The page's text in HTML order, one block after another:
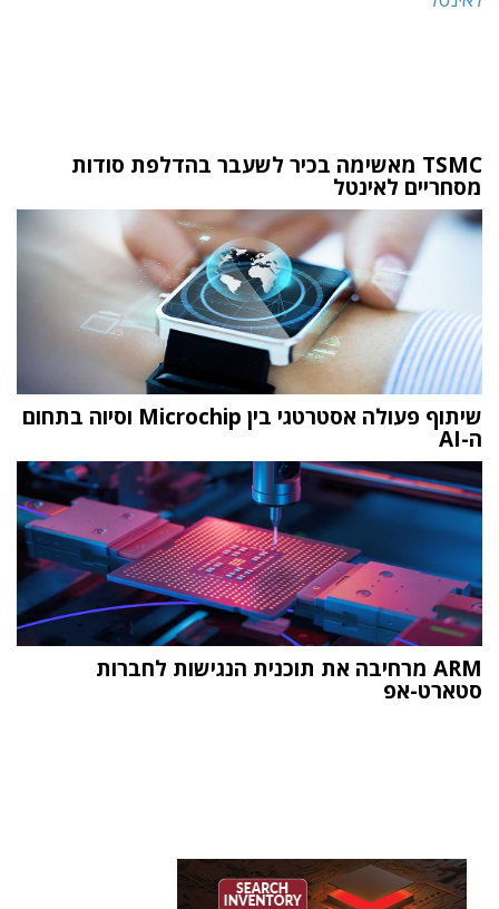
TSMC מאשימה בכיר לשעבר בהדלפת סודות
מסחריים לאינטל
שיתוף פעולה אסטרטגי בין Microchip וסיוה בתחום
ה-AI
ARM מרחיבה את תוכנית הנגישות לחברות
סטארט-אפ